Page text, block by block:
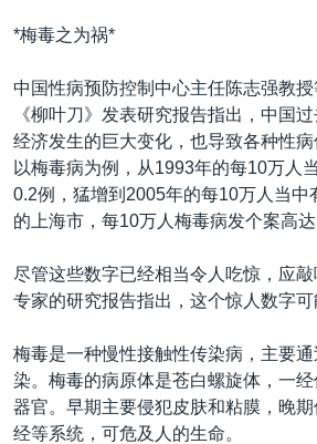
跳
到
索
非洲
美洲
全球议题
军事
劳工
环境
国会报道
美中关系
美国建国250周年
埃博拉疫情
重要讲话与声明
南中国海争端
关注西藏
VOA今日焦点
中文广播
关注我们
其他语言网站
*梅毒之为祸*
中国性病预防控制中心主任陈志强教
《柳叶刀》发表研究报告指出，中国
经济发生的巨大变化，也导致各种性
以梅毒病为例，从1993年的每10万人
0.2例，猛增到2005年的每10万人当中
的上海市，每10万人梅毒病发个案高达
尽管这些数字已经相当令人吃惊，应
专家的研究报告指出，这个惊人数字可
梅毒是一种慢性接触性传染病，主要
染。梅毒的病原体是苍白螺旋体，一
器官。早期主要侵犯皮肤和粘膜，晚
经等系统，可危及人的生命。